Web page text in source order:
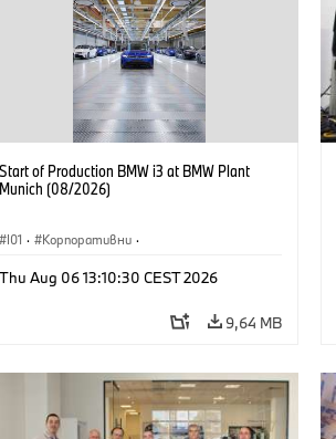
Start of Production BMW i3 at BMW Plant
Munich (08/2026)
I01 · Корпоративни ·
Локации
Thu Aug 06 13:10:30 CEST 2026
9,64 MB